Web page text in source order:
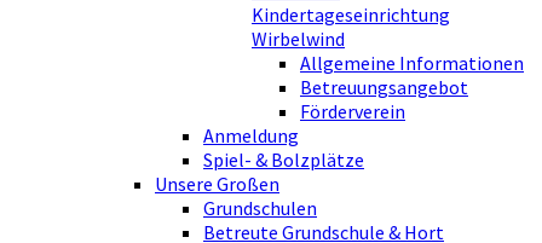
Kindertageseinrichtung
Wirbelwind
Allgemeine Informationen
Betreuungsangebot
Förderverein
Anmeldung
Spiel- & Bolzplätze
Unsere Großen
Grundschulen
Betreute Grundschule & Hort